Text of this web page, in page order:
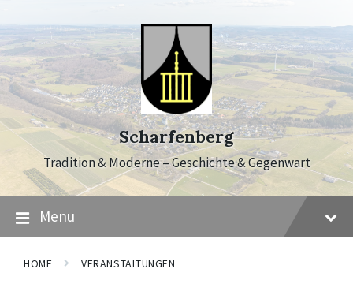
content
main
navigation
footer
Scharfenberg
Tradition & Moderne – Geschichte & Gegenwart
Menu
HOME VERANSTALTUNGEN